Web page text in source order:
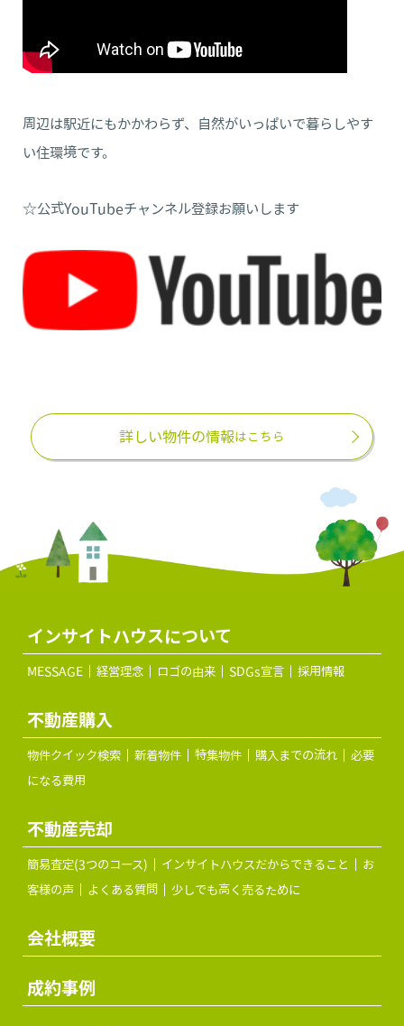
周辺は駅近にもかかわらず、自然がいっぱいで暮らしやす
い住環境です。
☆公式YouTubeチャンネル登録お願いします
詳しい物件の情報はこちら
インサイトハウスについて
MESSAGE 経営理念 ロゴの由来 SDGs宣言 採用情報
不動産購入
物件クイック検索 新着物件 特集物件 購入までの流れ
必要
になる費用
不動産売却
簡易査定(3つのコース) インサイトハウスだからできること
お
客様の声
よくある質問 少しでも高く売るために
会社概要
成約事例